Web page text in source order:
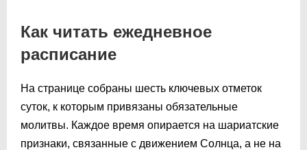
Как читать ежедневное
расписание
На странице собраны шесть ключевых отметок
суток, к которым привязаны обязательные
молитвы. Каждое время опирается на шариатские
признаки, связанные с движением Солнца, а не на